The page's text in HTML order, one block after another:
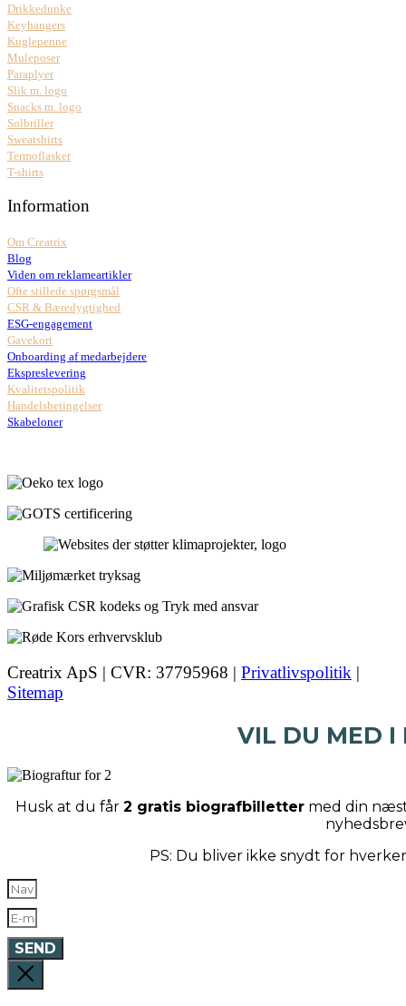
Drikkedunke
Keyhangers
Kuglepenne
Muleposer
Paraplyer
Slik m. logo
Snacks m. logo
Solbriller
Sweatshirts
Termoflasker
T-shirts
Information
Om Creatrix
Blog
Viden om reklameartikler
Ofte stillede spørgsmål
CSR & Bæredygtighed
ESG-engagement
Gavekort
Onboarding af medarbejdere
Ekspreslevering
Kvalitetspolitik
Handelsbetingelser
Skabeloner
Creatrix ApS | CVR: 37795968 | Privatlivspolitik |
Sitemap
VIL DU MED I
Husk at du får 2 gratis biografbillettermed din
PS: Du bliver ikke snydt for
SEND